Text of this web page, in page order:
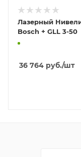
Лазерный
Bosch + GLL 3-50
36 764 руб./шт